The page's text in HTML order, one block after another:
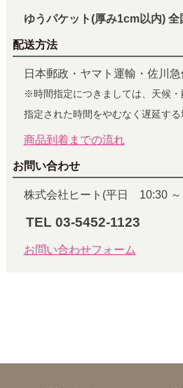
ゆうパケット(厚み1cm以内) 全
配送方法
日本郵政・ヤマト運輸・佐川
※時間指定につきましては、天候
指定された時間をやむなく遅延する
商品到着までの流れ
お問い合わせ
株式会社ヒート(平日 10:30 ～
TEL 03-5452-1123
お問い合わせフォーム